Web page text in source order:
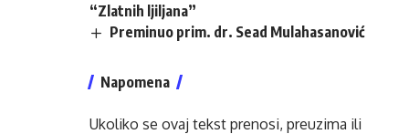
“Zlatnih ljiljana”
Preminuo prim. dr. Sead Mulahasanović
Napomena
Ukoliko se ovaj tekst prenosi, preuzima ili